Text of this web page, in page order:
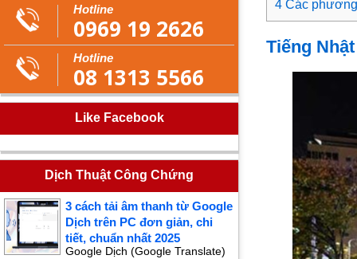
4 Các
Tiếng
Hotline
0969 19 2626
Hotline
08 1313 5566
Like Facebook
Dịch Thuật Công Chứng
3 cách tải âm thanh từ Google
Dịch trên PC đơn giản, chi
tiết, chuẩn nhất 2025
Google Dịch (Google Translate)